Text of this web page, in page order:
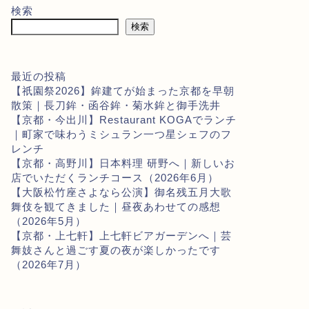
検索
検索
最近の投稿
【祇園祭2026】鉾建てが始まった京都を早朝
散策｜長刀鉾・函谷鉾・菊水鉾と御手洗井
【京都・今出川】Restaurant KOGAでランチ
｜町家で味わうミシュラン一つ星シェフのフ
レンチ
【京都・高野川】日本料理 研野へ｜新しいお
店でいただくランチコース（2026年6月）
【大阪松竹座さよなら公演】御名残五月大歌
舞伎を観てきました｜昼夜あわせての感想
（2026年5月）
【京都・上七軒】上七軒ビアガーデンへ｜芸
舞妓さんと過ごす夏の夜が楽しかったです
（2026年7月）